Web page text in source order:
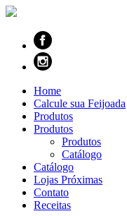
Home
Calcule sua Feijoada
Produtos
Produtos
Produtos
Catálogo
Catálogo
Lojas Próximas
Contato
Receitas